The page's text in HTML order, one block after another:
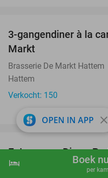
shopping_cart
hotel Boek
per
3-gangendiner à la
Markt
Brasserie De Markt Hattem
Hattem
Verkocht: 150
Entree voor
DierenPark Amersfoort
OPEN IN APP close